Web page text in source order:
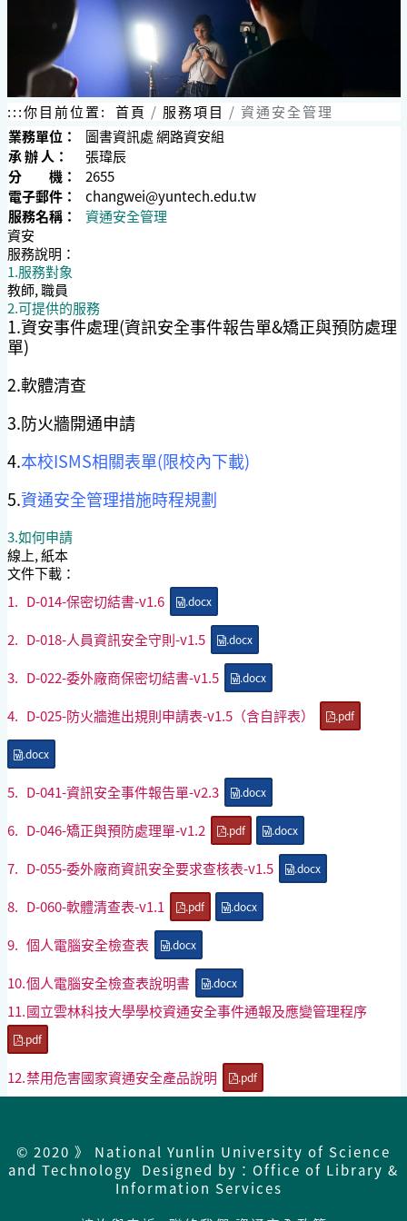
:::你目前位置: 首頁 服務項目
資通安全管理
業務單位：
圖書資訊處 網路資安組
承 辦 人：
張瑋辰
分 機：
2655
電子郵件：
changwei@yuntech.edu.tw
服務名稱：
資通安全管理
資安
服務說明：
1.服務對象
教師, 職員
2.可提供的服務
1.資安事件處理(資訊安全事件報告單&矯正與預防處理
單)
2.軟體清查
3.防火牆開通申請
4.本校ISMS相關表單(限校內下載)
5.資通安全管理措施時程規劃
3.如何申請
線上, 紙本
文件下載：
1. D-014-保密切結書-v1.6 .docx
2. D-018-人員資訊安全守則-v1.5 .docx
3. D-022-委外廠商保密切結書-v1.5 .docx
4. D-025-防火牆進出規則申請表-v1.5（含自評表） .pdf
.docx
5. D-041-資訊安全事件報告單-v2.3 .docx
6. D-046-矯正與預防處理單-v1.2 .pdf .docx
7. D-055-委外廠商資訊安全要求查核表-v1.5 .docx
8. D-060-軟體清查表-v1.1 .pdf .docx
9. 個人電腦安全檢查表 .docx
10.個人電腦安全檢查表說明書 .docx
11.國立雲林科技大學學校資通安全事件通報及應變管理程序
.pdf
12.禁用危害國家資通安全產品說明 .pdf
© 2020 》 National Yunlin University of Science
and Technology Designed by：Office of Library &
Information Services